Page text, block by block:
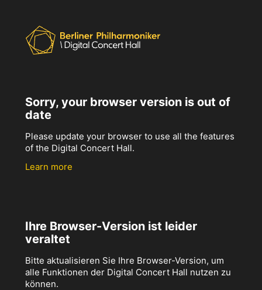
Sorry, your browser version is out of
date
Please update your browser to use all the features
of the Digital Concert Hall.
Learn more
Ihre Browser-Version ist leider
veraltet
Bitte aktualisieren Sie Ihre Browser-Version, um
alle Funktionen der Digital Concert Hall nutzen zu
können.